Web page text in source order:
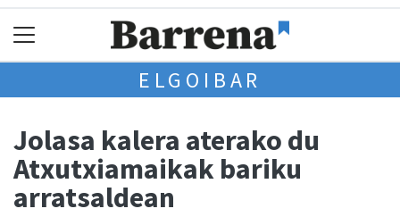
ELGOIBAR
Jolasa kalera aterako du
Atxutxiamaikak bariku
arratsaldean